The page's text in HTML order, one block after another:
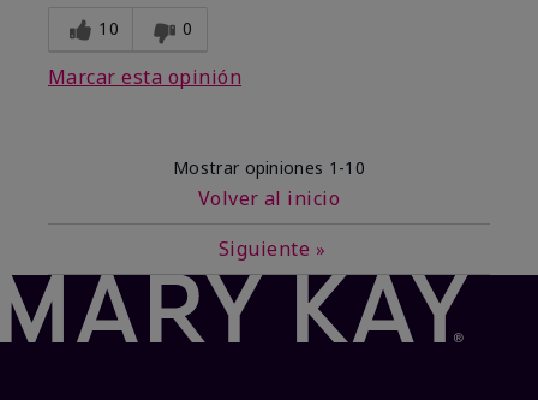
10 0
Marcar esta opinión
Mostrar opiniones 1-10
Volver al inicio
Siguiente »